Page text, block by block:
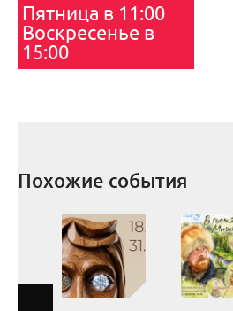
Пятница в 11:00
Воскресенье в
15:00
Похожие события